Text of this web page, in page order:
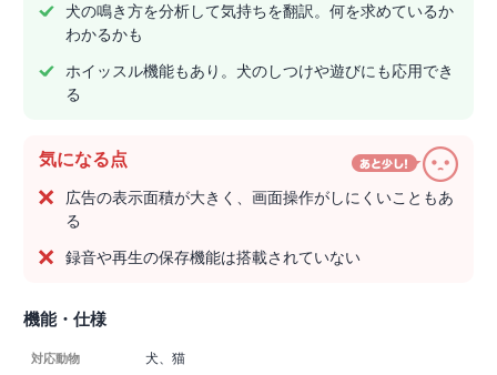
犬の鳴き方を分析して気持ちを翻訳。何を求めているか
わかるかも
ホイッスル機能もあり。犬のしつけや遊びにも応用でき
る
気になる点
広告の表示面積が大きく、画面操作がしにくいこともあ
る
録音や再生の保存機能は搭載されていない
機能・仕様
対応動物 犬、猫